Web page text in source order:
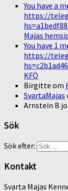
You have a
https://
Majas
You have 1
https://
KFÖ
Birgitte om
SvartaMajas
Arnstein B
Sök
Sök efter:
Kontakt
Svarta Majas